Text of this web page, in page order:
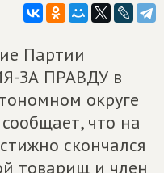
Партии
ЗА ПРАВДУ в
округе
что на
скончался
товарищ и член